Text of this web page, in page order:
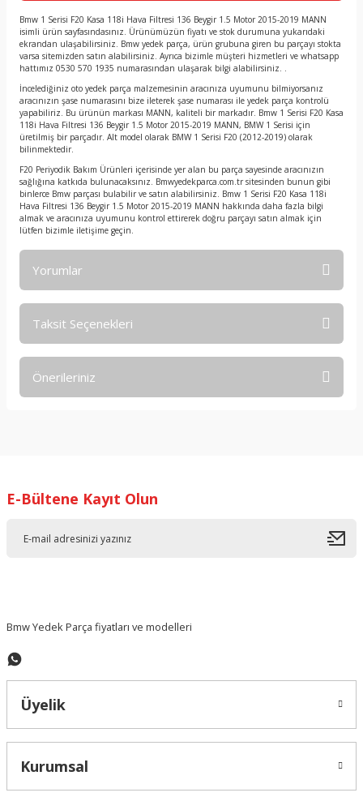
Bmw 1 Serisi F20 Kasa 118i Hava Filtresi 136 Beygir 1.5 Motor 2015-2019 MANN
isimli ürün sayfasındasınız. Ürünümüzün fiyatı ve stok durumuna yukarıdaki
ekrandan ulaşabilirsiniz. Bmw yedek parça, ürün grubuna giren bu parçayı stokta
varsa sitemizden satın alabilirsiniz. Ayrıca bizimle müşteri hizmetleri ve whatsapp
hattımız 0530 570 1935 numarasından ulaşarak bilgi alabilirsiniz. .
İncelediğiniz oto yedek parça malzemesinin aracınıza uyumunu bilmiyorsanız
aracınızın şase numarasını bize ileterek şase numarası ile yedek parça kontrolü
yapabiliriz. Bu ürünün markası MANN, kaliteli bir markadır. Bmw 1 Serisi F20 Kasa
118i Hava Filtresi 136 Beygir 1.5 Motor 2015-2019 MANN, BMW 1 Serisi için
üretilmiş bir parçadır. Alt model olarak BMW 1 Serisi F20 (2012-2019) olarak
bilinmektedir.
F20 Periyodik Bakım Ürünleri içerisinde yer alan bu parça sayesinde aracınızın
sağlığına katkıda bulunacaksınız. Bmwyedekparca.com.tr sitesinden bunun gibi
binlerce Bmw parçası bulabilir ve satın alabilirsiniz. Bmw 1 Serisi F20 Kasa 118i
Hava Filtresi 136 Beygir 1.5 Motor 2015-2019 MANN hakkında daha fazla bilgi
almak ve aracınıza uyumunu kontrol ettirerek doğru parçayı satın almak için
lütfen bizimle iletişime geçin.
Yorumlar
Taksit Seçenekleri
Önerileriniz
Ürün resmi kalitesiz, bozuk veya görüntülenemiyor.
E-Bültene Kayıt Olun
Bmw Yedek Parça fiyatları ve modelleri
Üyelik
Kurumsal